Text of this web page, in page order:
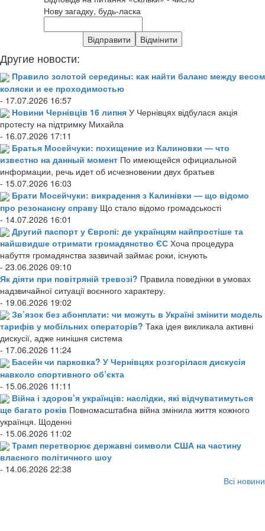
Нову загадку, будь-ласка
Другие новости:
Правило золотой середины: как найти баланс между весом
коляски и ее проходимостью
- 17.07.2026 16:57
Новини Чернівців 16 липня У Чернівцях відбулася акція
протесту на підтримку Михайла
- 16.07.2026 17:11
Братья Мосейчуки: похищение из Калиновки — что
известно на данный момент По имеющейся официальной
информации, речь идет об исчезновении двух братьев
- 15.07.2026 16:03
Брати Мосейчуки: викрадення з Калинівки — що відомо
про резонансну справу Що стало відомо громадськості
- 14.07.2026 16:01
Другий паспорт у Європі: де українцям найпростіше та
найшвидше отримати громадянство ЄС Хоча процедура
набуття громадянства зазвичай займає роки, існують
- 23.06.2026 09:10
Як діяти при повітряній тревозі? Правила поведінки в умовах
надзвичайної ситуації воєнного характеру.
- 19.06.2026 19:02
Зв’язок без абонплати: чи можуть в Україні змінити модель
тарифів у мобільних операторів? Така ідея викликала активні
дискусії, адже нинішня система
- 17.06.2026 11:24
Басейн чи парковка? У Чернівцях розгорілася дискусія
навколо спортивного об’єкта
- 15.06.2026 11:11
Війна і здоров’я українців: наслідки, які відчуватимуться
ще багато років Повномасштабна війна змінила життя кожного
українця. Щоденні
- 15.06.2026 11:02
Трамп перетворює державні символи США на частину
власного політичного шоу
- 14.06.2026 22:38
Всі новини